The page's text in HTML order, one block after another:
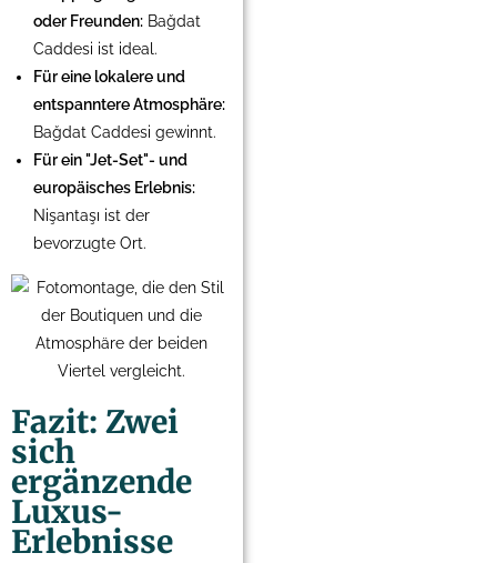
oder Freunden: Bağdat
Caddesi ist ideal.
Für eine lokalere und
entspanntere Atmosphäre:
Bağdat Caddesi gewinnt.
Für ein "Jet-Set"- und
europäisches Erlebnis:
Nişantaşı ist der
bevorzugte Ort.
Fazit: Zwei
sich
ergänzende
Luxus-
Erlebnisse